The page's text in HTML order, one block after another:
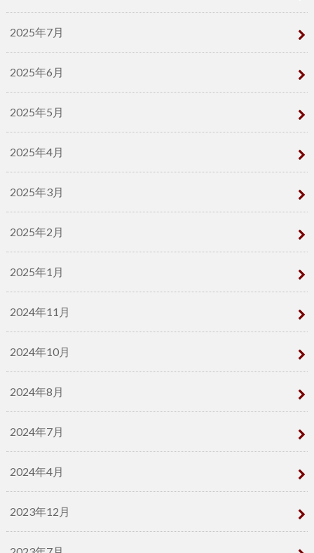
2025年7月
2025年6月
2025年5月
2025年4月
2025年3月
2025年2月
2025年1月
2024年11月
2024年10月
2024年8月
2024年7月
2024年4月
2023年12月